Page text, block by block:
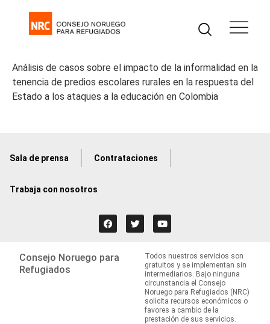
Análisis de casos sobre el impacto de la informalidad en la
tenencia de predios escolares rurales en la respuesta del
Estado a los ataques a la educación en Colombia
Sala de prensa Contrataciones
Trabaja con nosotros
Consejo Noruego para
Refugiados
Todos nuestros servicios son
gratuitos y se implementan sin
intermediarios. Bajo ninguna
circunstancia el Consejo
Noruego para Refugiados (NRC)
solicita recursos económicos o
favores a cambio de la
prestación de sus servicios.